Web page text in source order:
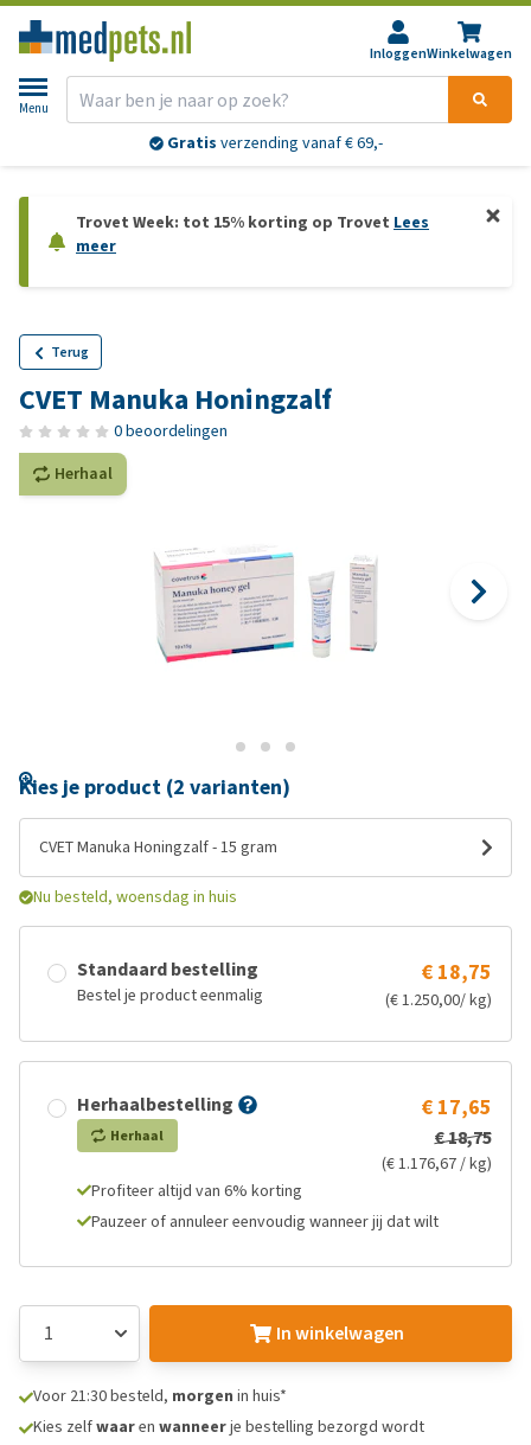
InloggenWinkelwagen
Menu
Gratis verzending vanaf € 69,-
Trovet Week: tot 15% korting op Trovet Lees
meer
Terug
CVET Manuka Honingzalf
0 beoordelingen
Herhaal
Kies je product (2 varianten)
CVET Manuka Honingzalf - 15 gram
Nu besteld, woensdag in huis
Standaard bestelling
Bestel je product eenmalig
€ 18,75
(€ 1.250,00/ kg)
Herhaalbestelling
Herhaal
€ 17,65
€ 18,75
(€ 1.176,67 / kg)
Profiteer altijd van 6% korting
Pauzeer of annuleer eenvoudig wanneer jij dat wilt
In winkelwagen
Voor 21:30 besteld, morgen in huis*
Kies zelfwaaren wanneerje bestelling bezorgd wordt